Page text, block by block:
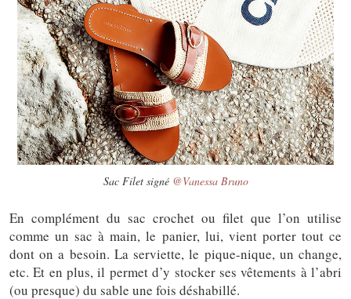
Sac Filet signé @Vanessa Bruno
En complément du sac crochet ou filet que l’on utilise
comme un sac à main, le panier, lui, vient porter tout ce
dont on a besoin. La serviette, le pique-nique, un change,
etc. Et en plus, il permet d’y stocker ses vêtements à l’abri
(ou presque) du sable une fois déshabillé.